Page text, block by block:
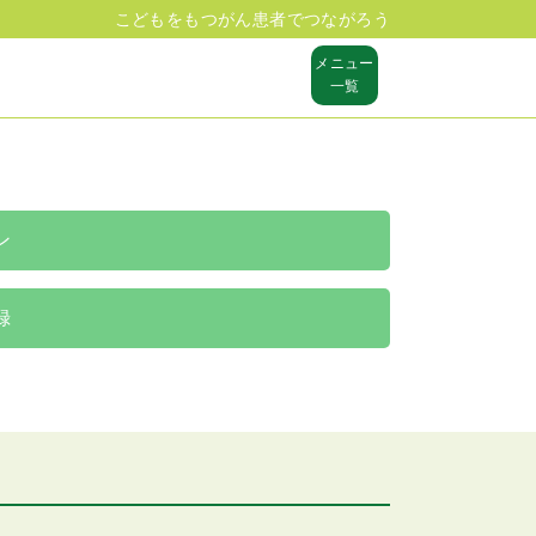
こどもをもつがん患者でつながろう
メニュー
一覧